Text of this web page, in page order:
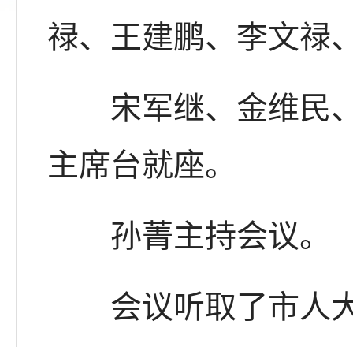
禄、王建鹏、李文禄
宋军继、金维民、
主席台就座。
孙菁主持会议。
会议听取了市人大